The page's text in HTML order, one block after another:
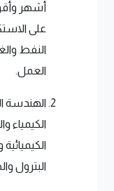
أشهر
على
النفط
العمل.
الهندسة
الكيمياء
البترول